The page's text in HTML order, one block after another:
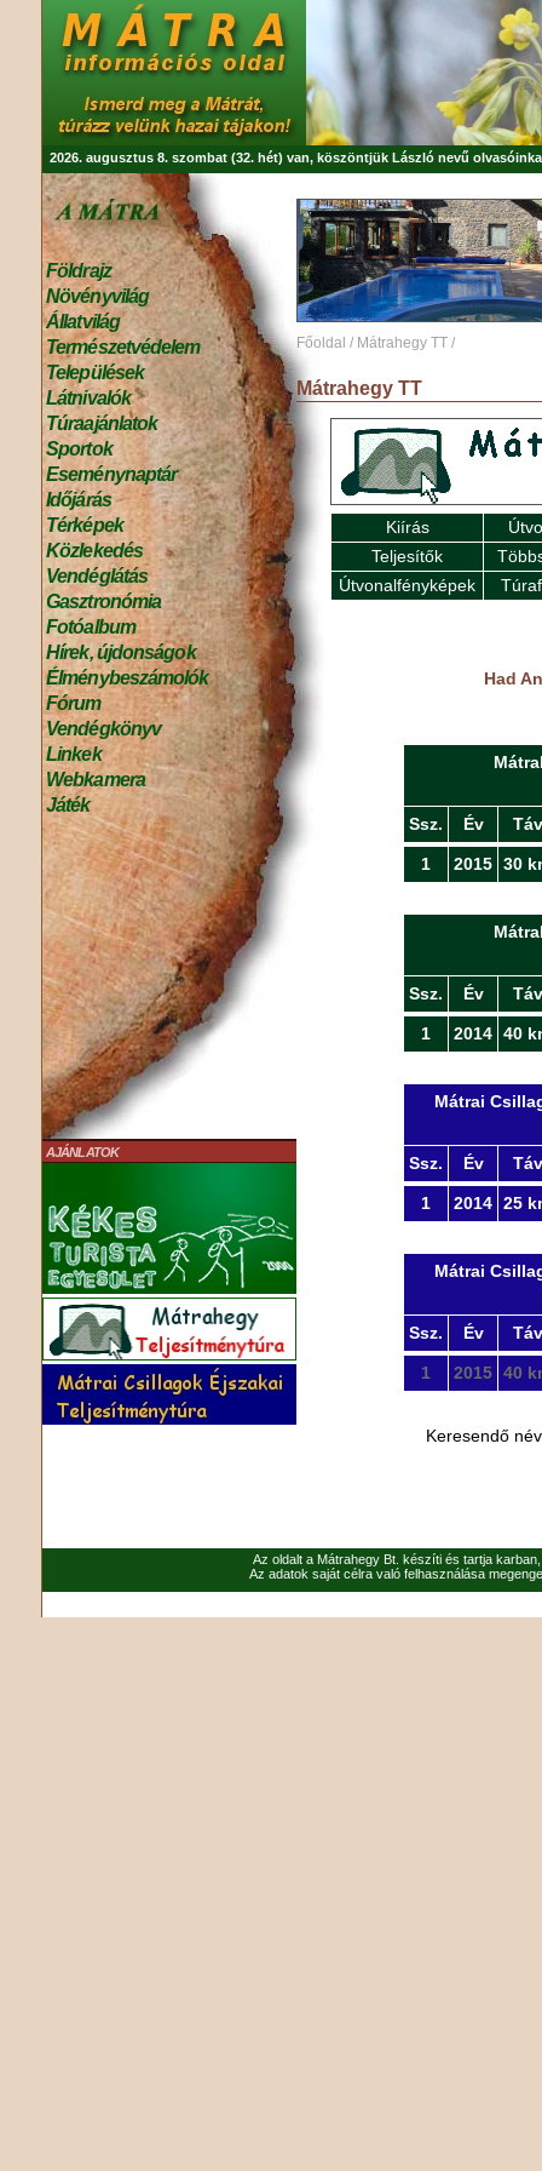
2026. augusztus 8. szombat (32. hét) van, köszöntjük László nevű
Földrajz
Növényvilág
Állatvilág
Természetvédelem
Települések
Látnivalók
Túraajánlatok
Sportok
Eseménynaptár
Időjárás
Térképek
Közlekedés
Vendéglátás
Gasztronómia
Fotóalbum
Hírek, újdonságok
Élménybeszámolók
Fórum
Vendégkönyv
Linkek
Webkamera
Játék
AJÁNLATOK
Főoldal / Mátrahegy TT /
Mátrahegy TT
Kiírás
Teljesítők
Útvonalfényképek
Had
Ssz. Év Táv
1 2015 30
Ssz. Év Táv
1 2014 40
Mátrai
Ssz. Év Táv
1 2014 25
Mátrai
Ssz. Év Táv
1 2015 40
Keresendő
Az oldalt a Mátrahegy Bt. készíti és tartja
Az adatok saját célra való felhasználása